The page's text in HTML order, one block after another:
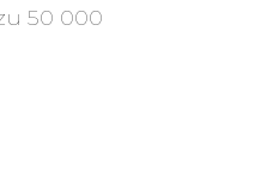
50 000